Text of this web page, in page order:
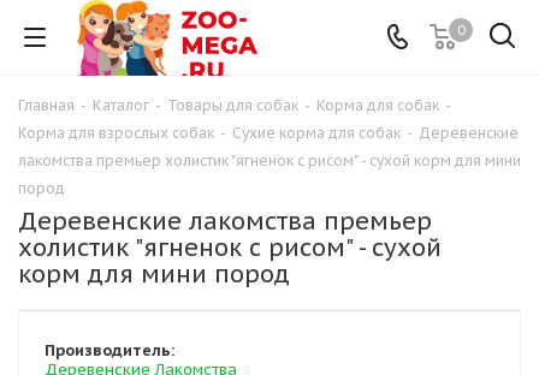
0
Главная - Каталог - Товары для собак - Корма для собак -
Корма для взрослых собак - Сухие корма для собак - Деревенские
лакомства премьер холистик "ягненок с рисом" - сухой корм для мини
пород
Деревенские лакомства премьер
холистик "ягненок с рисом" - сухой
корм для мини пород
Производитель:
Деревенские Лакомства